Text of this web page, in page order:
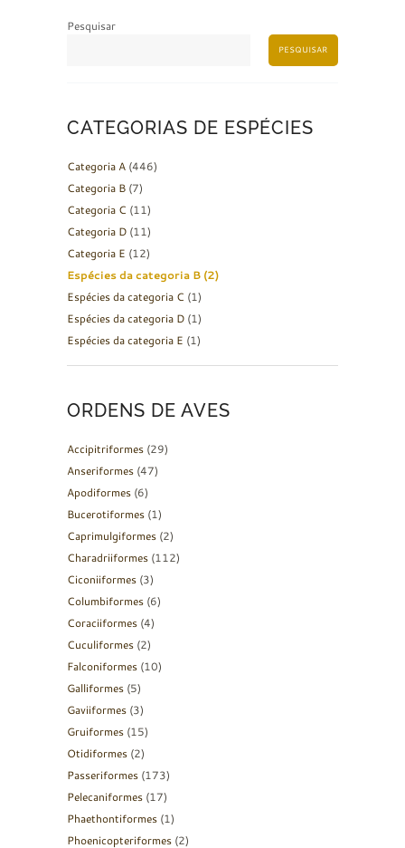
Pesquisar
PESQUISAR
CATEGORIAS DE ESPÉCIES
Categoria A (446)
Categoria B (7)
Categoria C (11)
Categoria D (11)
Categoria E (12)
Espécies da categoria B (2)
Espécies da categoria C (1)
Espécies da categoria D (1)
Espécies da categoria E (1)
ORDENS DE AVES
Accipitriformes (29)
Anseriformes (47)
Apodiformes (6)
Bucerotiformes (1)
Caprimulgiformes (2)
Charadriiformes (112)
Ciconiiformes (3)
Columbiformes (6)
Coraciiformes (4)
Cuculiformes (2)
Falconiformes (10)
Galliformes (5)
Gaviiformes (3)
Gruiformes (15)
Otidiformes (2)
Passeriformes (173)
Pelecaniformes (17)
Phaethontiformes (1)
Phoenicopteriformes (2)